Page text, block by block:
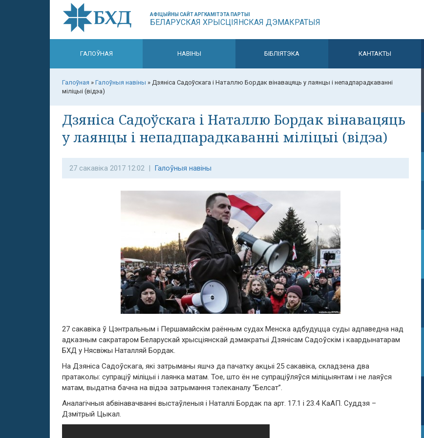
АФІЦЫЙНЫ САЙТ АРГКАМІТЭТА ПАРТЫІ
БЕЛАРУСКАЯ ХРЫСЦІЯНСКАЯ ДЭМАКРАТЫЯ
ГАЛОЎНАЯ НАВІНЫ БІБЛІЯТЭКА КАНТАКТЫ
Галоўная » Галоўныя навіны » Дзяніса Садоўскага і Наталлю Бордак вінавацяць у лаянцы і непадпарадкаванні
міліцыі (відэа)
Дзяніса Садоўскага і Наталлю Бордак вінавацяць
у лаянцы і непадпарадкаванні міліцыі (відэа)
27 сакавіка 2017 12:02 | Галоўныя навіны
27 сакавіка ў Цэнтральным і Першамайскім раённым судах Менска адбудуцца суды адпаведна над
адказным сакратаром Беларускай хрысціянскай дэмакратыі Дзянісам Садоўскім і каардынатарам
БХД у Нясвіжы Наталляй Бордак.
На Дзяніса Садоўскага, які затрыманы яшчэ да пачатку акцыі 25 сакавіка, складзена два
пратаколы: супраціў міліцыі і лаянка матам. Тое, што ён не супраціўляўся міліцыянтам і не лаяўся
матам, выдатна бачна на відэа затрымання тэлеканалу “Белсат”.
Аналагічныя абвінавачванні выстаўленыя і Наталлі Бордак па арт. 17.1 і 23.4 КаАП. Суддзя –
Дзмітрый Цыкал.